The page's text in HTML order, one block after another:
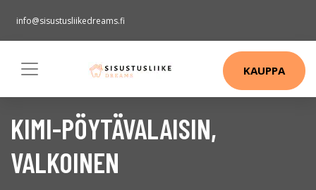
info@sisustusliikedreams.fi
KAUPPA
KIMI-PÖYTÄVALAISIN,
VALKOINEN